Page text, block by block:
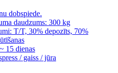
dobspiede.
daudzums: 300 kg
T/T, 30% depozīts, 70%
15 dienas
/ gaiss / jūra